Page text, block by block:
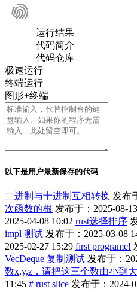
运行结果
代码简介
代码仓库
极速运行
终端运行
图形+终端
以下是用户最新保存的代码
二进制与十进制互相转换 发布
次函数的根 发布于：2025-08-
2025-04-08 10:02 rust选择排序
impl 测试 发布于：2025-03-08
2025-02-27 15:29 first programe!
VecDeque 复制测试 发布于：
数x,y,z，请把这三个数由小到大
11:45 # rust slice 发布于：2024-